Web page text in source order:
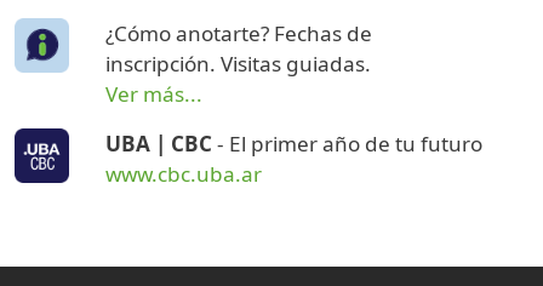
¿Cómo anotarte? Fechas de
inscripción. Visitas guiadas.
Ver más...
UBA | CBC - El primer año de tu futuro
www.cbc.uba.ar